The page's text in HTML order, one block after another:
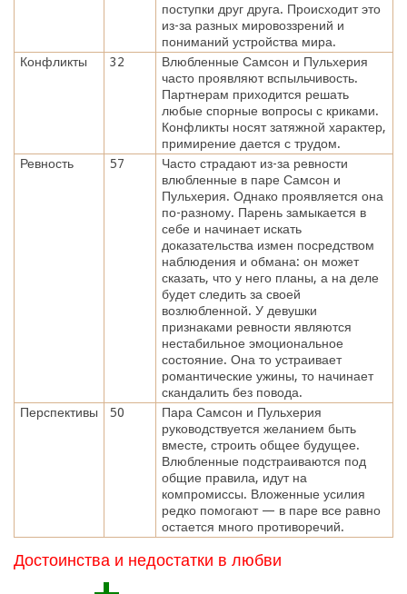
поступки друг друга. Происходит это
из-за разных мировоззрений и
пониманий устройства мира.
Конфликты
32
Влюбленные Самсон и Пульхерия
часто проявляют вспыльчивость.
Партнерам приходится решать
любые спорные вопросы с криками.
Конфликты носят затяжной характер,
примирение дается с трудом.
Ревность
57
Часто страдают из-за ревности
влюбленные в паре Самсон и
Пульхерия. Однако проявляется она
по-разному. Парень замыкается в
себе и начинает искать
доказательства измен посредством
наблюдения и обмана: он может
сказать, что у него планы, а на деле
будет следить за своей
возлюбленной. У девушки
признаками ревности являются
нестабильное эмоциональное
состояние. Она то устраивает
романтические ужины, то начинает
скандалить без повода.
Перспективы
50
Пара Самсон и Пульхерия
руководствуется желанием быть
вместе, строить общее будущее.
Влюбленные подстраиваются под
общие правила, идут на
компромиссы. Вложенные усилия
редко помогают — в паре все равно
остается много противоречий.
Достоинства и недостатки в любви